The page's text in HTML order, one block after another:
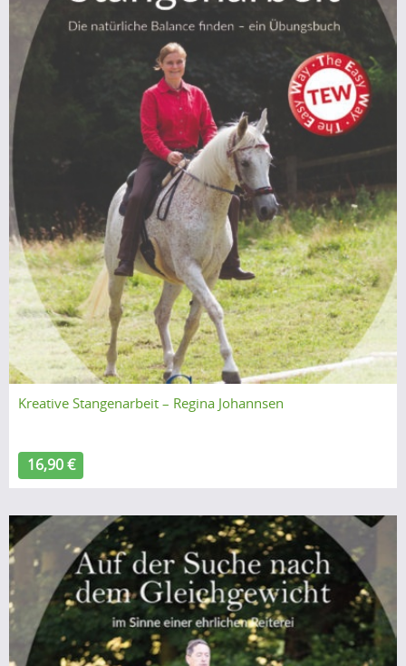
Kreative Stangenarbeit – Regina Johannsen
16,90 €